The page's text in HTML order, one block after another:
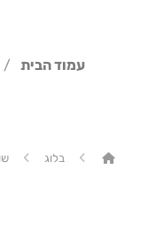
עמוד הבית
בלוג